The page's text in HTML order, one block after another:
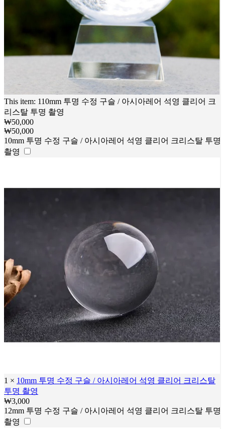
This item: 110mm 투명 수정 구슬 / 아시아레어 석영 클리어 크
리스탈 투명 촬영
₩50,000
₩50,000
10mm 투명 수정 구슬 / 아시아레어 석영 클리어 크리스탈 투명
촬영
1 × 10mm 투명 수정 구슬 / 아시아레어 석영 클리어 크리스탈
투명 촬영
₩3,000
12mm 투명 수정 구슬 / 아시아레어 석영 클리어 크리스탈 투명
촬영